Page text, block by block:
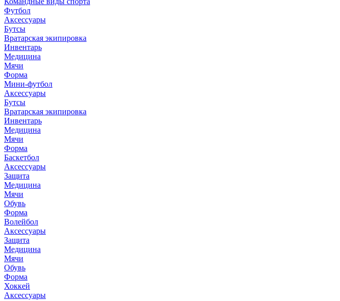
Футбол
Аксессуары
Бутсы
Вратарская экипировка
Инвентарь
Медицина
Мячи
Форма
Мини-футбол
Аксессуары
Бутсы
Вратарская экипировка
Инвентарь
Медицина
Мячи
Форма
Баскетбол
Аксессуары
Защита
Медицина
Мячи
Обувь
Форма
Волейбол
Аксессуары
Защита
Медицина
Мячи
Обувь
Форма
Хоккей
Аксессуары